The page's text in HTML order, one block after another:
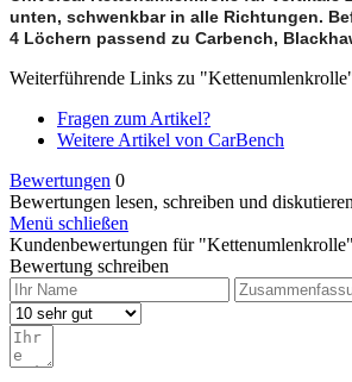
unten, schwenkbar in alle Richtungen.
4 Löchern passend zu Carbench,
Weiterführende Links zu
Fragen zum Artikel?
Weitere Artikel von CarBench
Bewertungen 0
Bewertungen lesen, schreiben und
Menü schließen
Kundenbewertungen für "Kettenumlenkrolle"
Bewertung schreiben